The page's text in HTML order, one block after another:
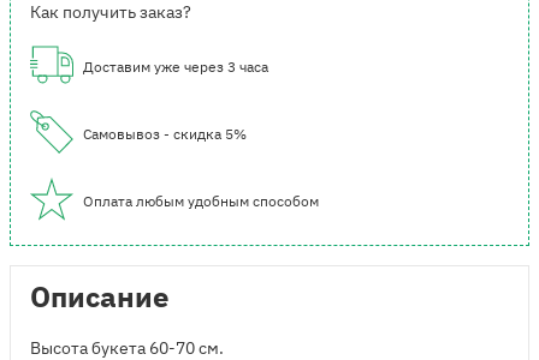
Как получить заказ?
Доставим уже через 3 часа
Самовывоз - скидка 5%
Оплата любым удобным способом
Описание
Высота букета 60-70 см.